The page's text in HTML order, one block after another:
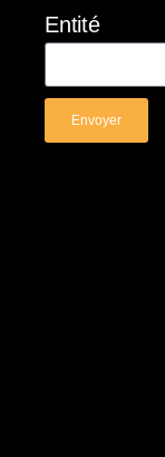
Entité
Envoyer